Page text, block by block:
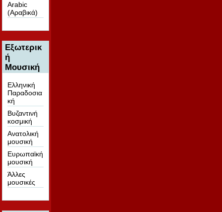
Arabic
(Αραβικά)
Εξωτερικ
ή
Μουσική
Ελληνική
Παραδοσια
κή
Βυζαντινή
κοσμική
Ανατολική
μουσική
Ευρωπαϊκή
μουσική
Άλλες
μουσικές